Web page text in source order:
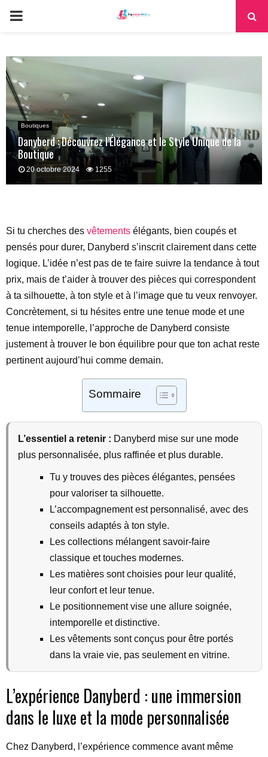
PRIMARY
Boutiques
Danyberd : Découvrez l’Élégance et le Style Unique de la
Boutique
20 octobre 2024 1255
Si tu cherches des vêtements élégants, bien coupés et
pensés pour durer, Danyberd s’inscrit clairement dans cette
logique. L’idée n’est pas de te faire suivre la tendance à tout
prix, mais de t’aider à trouver des pièces qui correspondent
à ta silhouette, à ton style et à l’image que tu veux renvoyer.
Concrètement, si tu hésites entre une tenue mode et une
tenue intemporelle, l’approche de Danyberd consiste
justement à trouver le bon équilibre pour que ton achat reste
pertinent aujourd’hui comme demain.
Sommaire
L’essentiel a retenir : Danyberd mise sur une mode
plus personnalisée, plus raffinée et plus durable.
Tu y trouves des pièces élégantes, pensées
pour valoriser ta silhouette.
L’accompagnement est personnalisé, avec des
conseils adaptés à ton style.
Les collections mélangent savoir-faire
classique et touches modernes.
Les matières sont choisies pour leur qualité,
leur confort et leur tenue.
Le positionnement vise une allure soignée,
intemporelle et distinctive.
Les vêtements sont conçus pour être portés
dans la vraie vie, pas seulement en vitrine.
L’expérience Danyberd : une immersion
dans le luxe et la mode personnalisée
Chez Danyberd, l’expérience commence avant même